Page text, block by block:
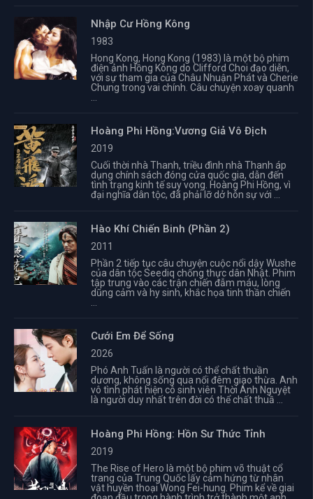
Nhập Cư Hồng Kông
1983
Hong Kong, Hong Kong (1983) là một bộ phim
điện ảnh Hồng Kông do Clifford Choi đạo diễn,
với sự tham gia của Châu Nhuận Phát và Cherie
Chung trong vai chính. Câu chuyện xoay quanh
Hoàng Phi Hồng:Vương Giả Vô Địch
2019
Cuối thời nhà Thanh, triều đình nhà Thanh áp
dụng chính sách đóng cửa quốc gia, dẫn đến
tình trạng kinh tế suy vong. Hoàng Phi Hồng, vì
đại nghĩa dân tộc, đã phải lỡ dở hôn sự với ...
Hào Khí Chiến Binh (Phần 2)
2011
Phần 2 tiếp tục câu chuyện cuộc nổi dậy Wushe
của dân tộc Seediq chống thực dân Nhật. Phim
tập trung vào các trận chiến đẫm máu, lòng
dũng cảm và hy sinh, khắc họa tinh thần chiến
Cưới Em Để Sống
2026
Phó Anh Tuấn là người có thể chất thuần
dương, không sống qua nổi đêm giao thừa. Anh
vô tình phát hiện cô sinh viên Thời Ánh Nguyệt
là người duy nhất trên đời có thể chất thuầ ...
Hoàng Phi Hồng: Hồn Sư Thức Tỉnh
2019
The Rise of Hero là một bộ phim võ thuật cổ
trang của Trung Quốc lấy cảm hứng từ nhân
vật huyền thoại Wong Fei-hung. Phim kể về giai